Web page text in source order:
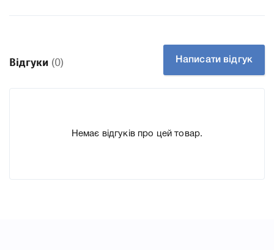
Производитель Epson
До Картридж Epson T8244 Yellow (C13T824400) ми
Epson T8244 Yellow (C13T824400), що дозволить Вам
Відгуки (0) Написати відгук
Немає відгуків про цей товар.